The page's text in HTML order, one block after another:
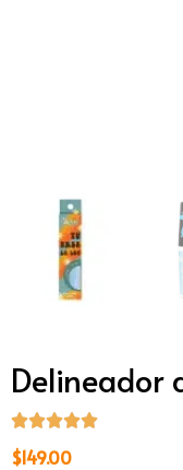
Delineador
$149.00